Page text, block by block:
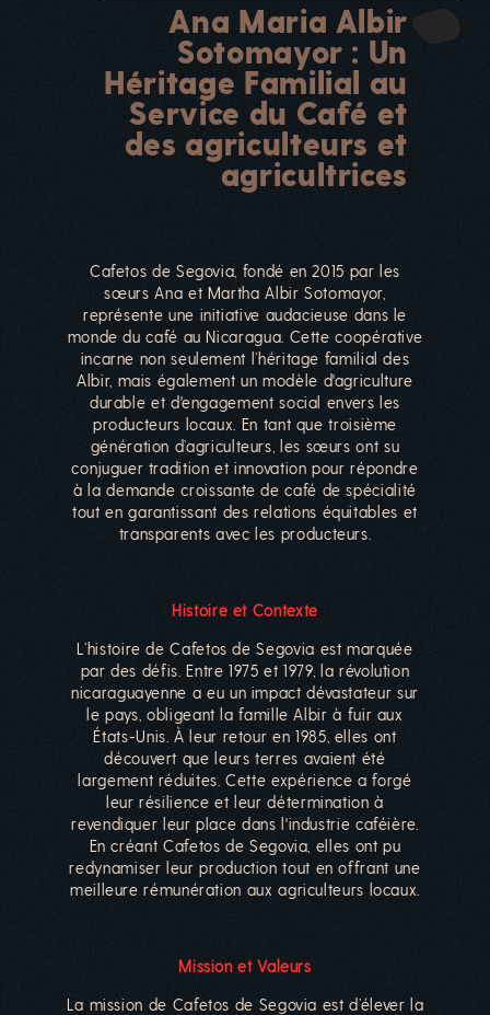
Ana Maria Albir
Sotomayor : Un
Héritage Familial au
Service du Café et
des agriculteurs et
agricultrices
Cafetos de Segovia, fondé en 2015 par les
sœurs Ana et Martha Albir Sotomayor,
représente une initiative audacieuse dans le
monde du café au Nicaragua. Cette coopérative
incarne non seulement l’héritage familial des
Albir, mais également un modèle d'agriculture
durable et d'engagement social envers les
producteurs locaux. En tant que troisième
génération d’agriculteurs, les sœurs ont su
conjuguer tradition et innovation pour répondre
à la demande croissante de café de spécialité
tout en garantissant des relations équitables et
transparents avec les producteurs.
Histoire et Contexte
L’histoire de Cafetos de Segovia est marquée
par des défis. Entre 1975 et 1979, la révolution
nicaraguayenne a eu un impact dévastateur sur
le pays, obligeant la famille Albir à fuir aux
États-Unis. À leur retour en 1985, elles ont
découvert que leurs terres avaient été
largement réduites. Cette expérience a forgé
leur résilience et leur détermination à
revendiquer leur place dans l'industrie caféière.
En créant Cafetos de Segovia, elles ont pu
redynamiser leur production tout en offrant une
meilleure rémunération aux agriculteurs locaux.
Mission et Valeurs
La mission de Cafetos de Segovia est d’élever la